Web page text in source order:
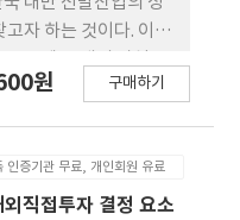
을 동일한 속성을 가
연구들과는 달리 민
성이 서로 다르며 해외
선정 행태를 보인다는
도 있는 연구를 실시
기대된다.
자 하는 것이다. 이를
대만 50개 기업의 해
한국과 대만의 해외직
발산업의 해외직접투
원 구매하기
인증기관 무료, 개인회원 유료
직접투자 결정 요소